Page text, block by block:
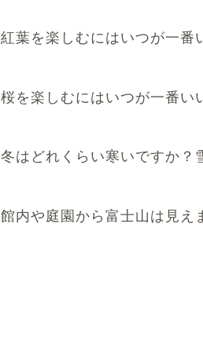
紅葉を楽しむにはいつが一番
桜を楽しむにはいつが一番い
冬はどれくらい寒いですか？
館内や庭園から富士山は見え